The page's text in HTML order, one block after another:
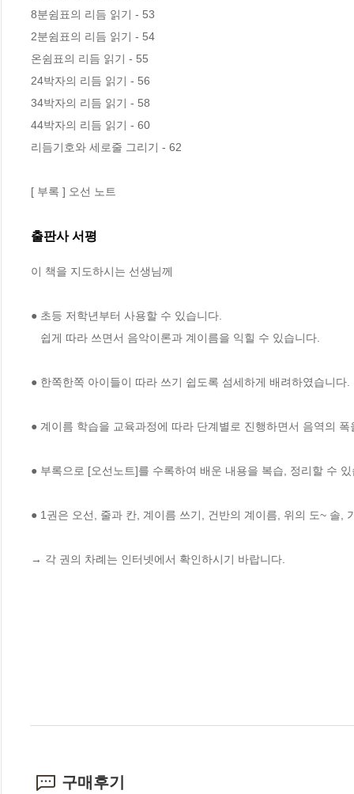
8분쉼표의 리듬 읽기 - 53
2분쉼표의 리듬 읽기 - 54
온쉼표의 리듬 읽기 - 55
24박자의 리듬 읽기 - 56
34박자의 리듬 읽기 - 58
44박자의 리듬 읽기 - 60
리듬기호와 세로줄 그리기 - 62
[ 부록 ] 오선 노트
출판사 서평
이 책을 지도하시는 선생님께
● 초등 저학년부터 사용할 수 있습니다.
● 한쪽한쪽 아이들이 따라 쓰기 쉽도록 섬세하게 배려하였습니다.
● 계이름 학습을 교육과정에 따라 단계별로 진행하면서 음역의
● 부록으로 [오선노트]를 수록하여 배운 내용을 복습, 정리할 수
● 1권은 오선, 줄과 칸, 계이름 쓰기, 건반의 계이름, 위의 도~ 솔,
→ 각 권의 차례는 인터넷에서 확인하시기 바랍니다.
구매후기